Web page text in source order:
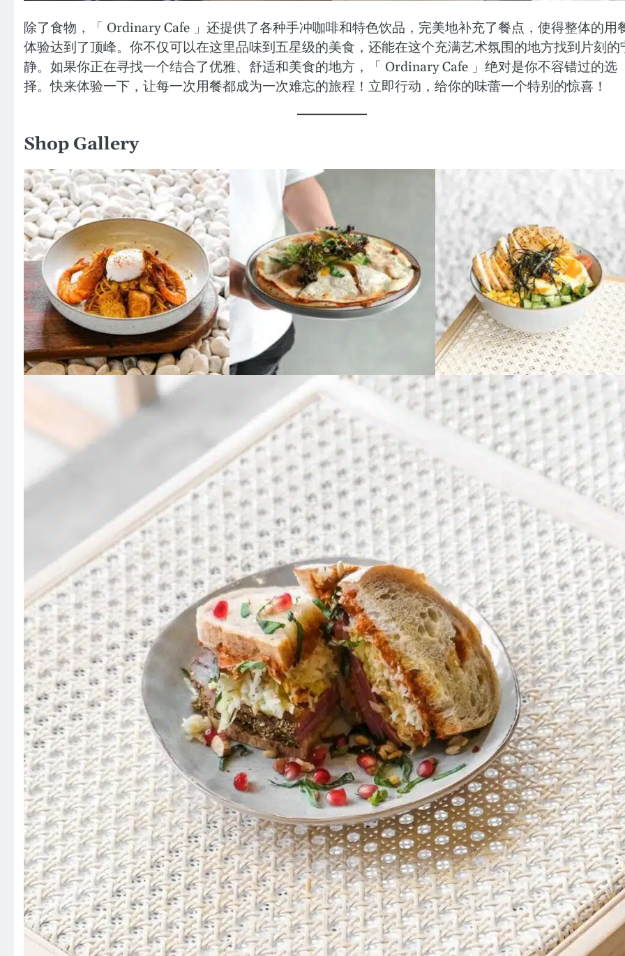
除了食物，「 Ordinary Cafe 」还提供了各种手冲咖啡和特色饮品，完美地补充了餐点，使得整体的用
体验达到了顶峰。你不仅可以在这里品味到五星级的美食，还能在这个充满艺术氛围的地方找到片刻的
静。如果你正在寻找一个结合了优雅、舒适和美食的地方，「 Ordinary Cafe 」绝对是你不容错过的选
择。快来体验一下，让每一次用餐都成为一次难忘的旅程！立即行动，给你的味蕾一个特别的惊喜！
Shop Gallery